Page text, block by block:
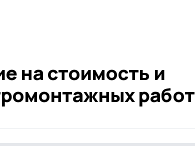
на стоимость и
работ